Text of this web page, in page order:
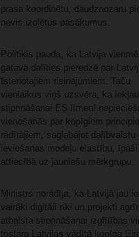
prasa koordinētu, daudznozaru
nevis izolētus pasākumus.
Politiķis pauda, ka Latvija
gatava dalīties pieredzē par
īstenotajiem risinājumiem. Taču
vienlaikus viņš uzsvēra, ka
stiprināšanai ES līmenī
vienošanās par kopīgiem
rādītājiem, saglabājot dalībvalstu
ieviešanas modeļu elastību, īpaši
attiecībā uz jauniešu mērķgrupu.
Ministrs norādīja, ka Latvijā jau
vairāki digitāli rīki un projekti
atbalsta stiprināšanai izglītības
tostarp Latvijas vadītā kopīgā